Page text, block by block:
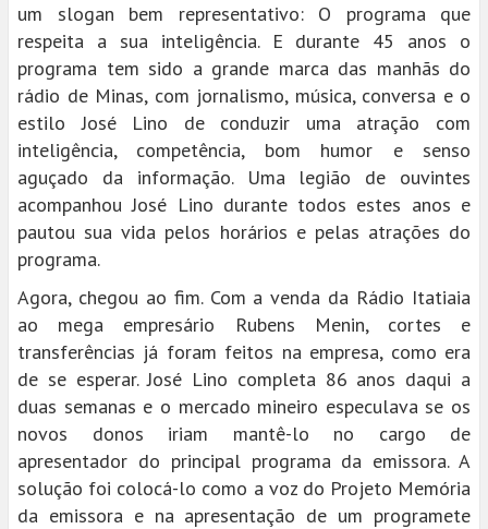
um slogan bem representativo: O programa que
respeita a sua inteligência. E durante 45 anos o
programa tem sido a grande marca das manhãs do
rádio de Minas, com jornalismo, música, conversa e o
estilo José Lino de conduzir uma atração com
inteligência, competência, bom humor e senso
aguçado da informação. Uma legião de ouvintes
acompanhou José Lino durante todos estes anos e
pautou sua vida pelos horários e pelas atrações do
programa.
Agora, chegou ao fim. Com a venda da Rádio Itatiaia
ao mega empresário Rubens Menin, cortes e
transferências já foram feitos na empresa, como era
de se esperar. José Lino completa 86 anos daqui a
duas semanas e o mercado mineiro especulava se os
novos donos iriam mantê-lo no cargo de
apresentador do principal programa da emissora. A
solução foi colocá-lo como a voz do Projeto Memória
da emissora e na apresentação de um programete